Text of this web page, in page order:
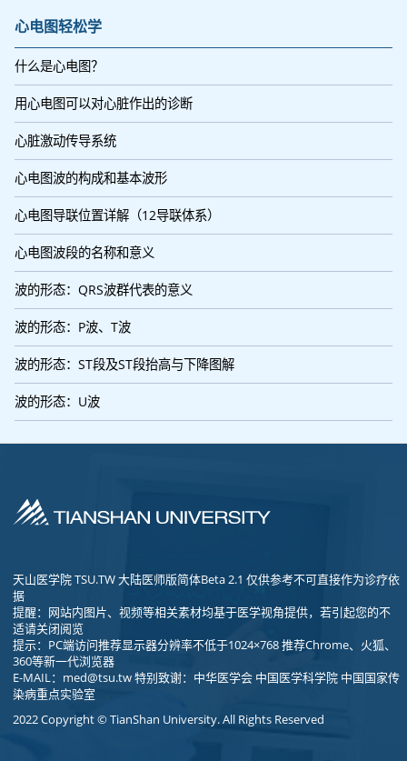
心电图轻松学
什么是心电图？
用心电图可以对心脏作出的诊断
心脏激动传导系统
心电图波的构成和基本波形
心电图导联位置详解（12导联体系）
心电图波段的名称和意义
波的形态：QRS波群代表的意义
波的形态：P波、T波
波的形态：ST段及ST段抬高与下降图解
波的形态：U波
天山医学院 TSU.TW 大陆医师版简体Beta 2.1 仅供参考不可直接作为诊疗依
据
提醒：网站内图片、视频等相关素材均基于医学视角提供，若引起您的不
适请关闭阅览
提示：PC端访问推荐显示器分辨率不低于1024×768 推荐Chrome、火狐、
360等新一代浏览器
E-MAIL： med@tsu.tw特别致谢：中华医学会 中国医学科学院 中国国家传
染病重点实验室
2022 Copyright © TianShan University. All Rights Reserved